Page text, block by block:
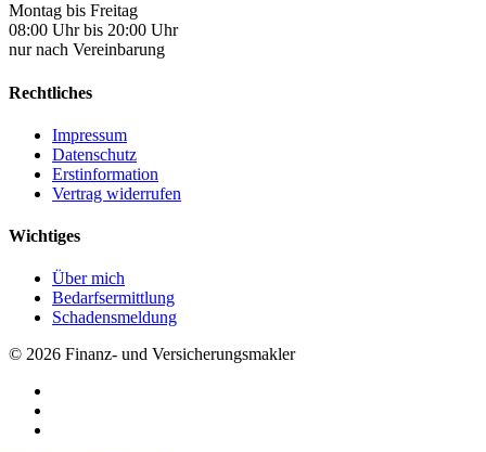
Montag bis Freitag
08:00 Uhr bis 20:00 Uhr
nur nach Vereinbarung
Rechtliches
Impressum
Datenschutz
Erstinformation
Vertrag widerrufen
Wichtiges
Über mich
Bedarfsermittlung
Schadensmeldung
© 2026 Finanz- und Versicherungsmakler